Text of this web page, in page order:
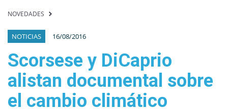
NOVEDADES
NOTICIAS 16/08/2016
Scorsese y DiCaprio
alistan documental sobre
el cambio climático